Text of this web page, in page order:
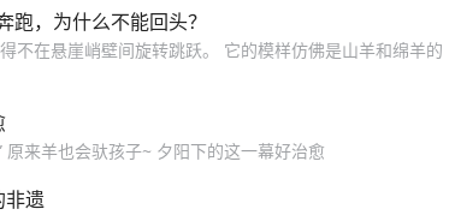
，为什么不能回头？
不在悬崖峭壁间旋转跳跃。 它的模样仿佛是山羊和绵羊的
来羊也会驮孩子~ 夕阳下的这一幕好治愈
非遗